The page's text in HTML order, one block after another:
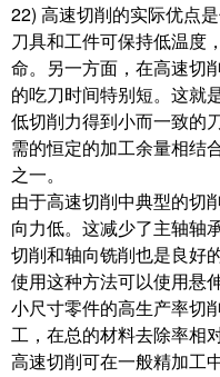
22) 高速切削的实际优点
刀具和工件可保持低温度
命。另一方面，在高速切
的吃刀时间特别短。这就
低切削力得到小而一致的
需的恒定的加工余量相结
之一。
由于高速切削中典型的切
向力低。这减少了主轴轴
切削和轴向铣削也是良好
使用这种方法可以使用悬
小尺寸零件的高生产率切
工，在总的材料去除率相
高速切削可在一般精加工